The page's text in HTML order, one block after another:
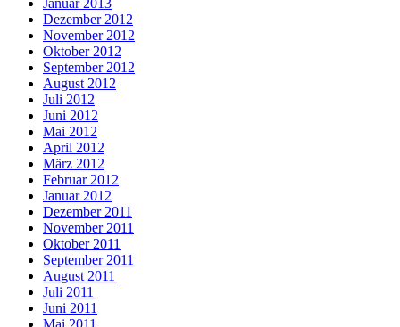
Januar 2013
Dezember 2012
November 2012
Oktober 2012
September 2012
August 2012
Juli 2012
Juni 2012
Mai 2012
April 2012
März 2012
Februar 2012
Januar 2012
Dezember 2011
November 2011
Oktober 2011
September 2011
August 2011
Juli 2011
Juni 2011